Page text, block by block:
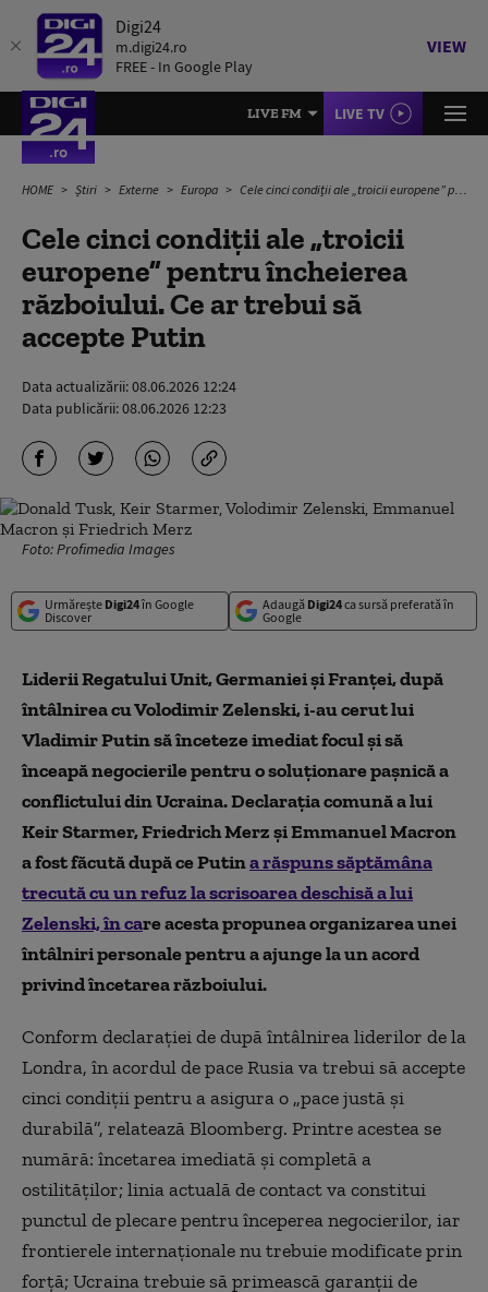
Digi24
m.digi24.ro
FREE - In Google Play
VIEW
LIVE FM LIVE TV
HOME Știri Externe Europa Cele cinci condiții ale „troicii europene” pentru încheierea războiului. Ce ar trebui să accepte Putin
Cele cinci condiții ale „troicii
europene” pentru încheierea
războiului. Ce ar trebui să
accepte Putin
Data actualizării:08.06.2026 12:24
Data publicării:08.06.2026 12:23
Foto: Profimedia Images
Urmărește Digi24în Google
Discover
Adaugă Digi24ca sursă preferată în
Google
Liderii Regatului Unit, Germaniei și Franței, după
întâlnirea cu Volodimir Zelenski, i-au cerut lui
Vladimir Putin să înceteze imediat focul și să
înceapă negocierile pentru o soluționare pașnică a
conflictului din Ucraina. Declarația comună a lui
Keir Starmer, Friedrich Merz și Emmanuel Macron
a fost făcută după ce Putina răspuns săptămâna
trecută cu un refuz la scrisoarea deschisă a lui
Zelenski, în care acesta propunea organizarea unei
întâlniri personale pentru a ajunge la un acord
privind încetarea războiului.
Conform declarației de după întâlnirea liderilor de la
Londra, în acordul de pace Rusia va trebui să accepte
cinci condiții pentru a asigura o „pace justă și
durabilă”, relatează Bloomberg. Printre acestea se
numără: încetarea imediată și completă a
ostilităților; linia actuală de contact va constitui
punctul de plecare pentru începerea negocierilor, iar
frontierele internaționale nu trebuie modificate prin
forță; Ucraina trebuie să primească garanții de